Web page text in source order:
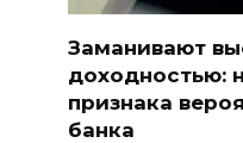
Заманивают
доходностью:
признака
банка